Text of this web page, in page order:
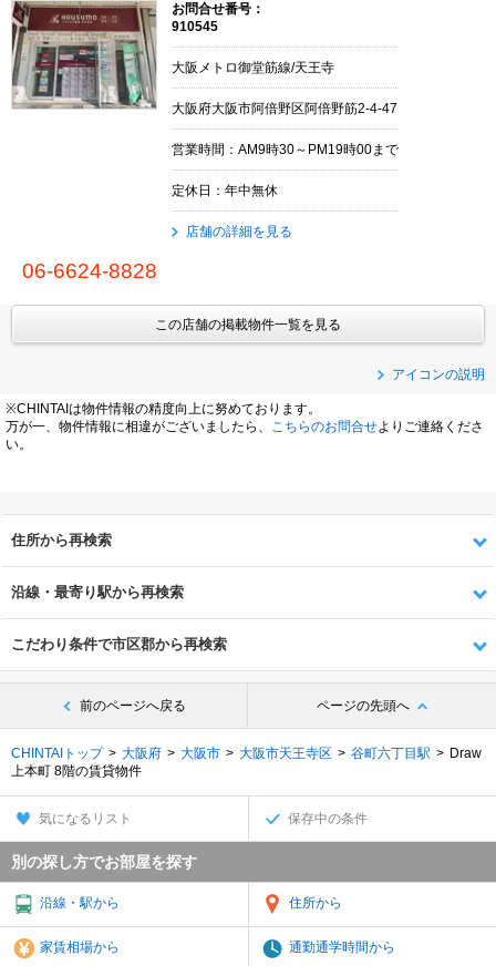
お問合せ番号：
910545
大阪メトロ御堂筋線/天王寺
大阪府大阪市阿倍野区阿倍野筋2-4-47
営業時間：AM9時30～PM19時00まで
定休日：年中無休
店舗の詳細を見る
06-6624-8828
この店舗の掲載物件一覧を見る
アイコンの説明
※CHINTAIは物件情報の精度向上に努めております。
万が一、物件情報に相違がございましたら、
こちらのお問合せよりご連絡くださ
い。
住所から再検索
沿線・最寄り駅から再検索
こだわり条件で市区郡から再検索
前のページへ戻る ページの先頭へ
CHINTAIトップ 大阪府 大阪市 大阪市天王寺区 谷町六丁目駅
Draw
上本町 8階の賃貸物件
気になるリスト 保存中の条件
別の探し方でお部屋を探す
沿線・駅から 住所から
家賃相場から 通勤通学時間から